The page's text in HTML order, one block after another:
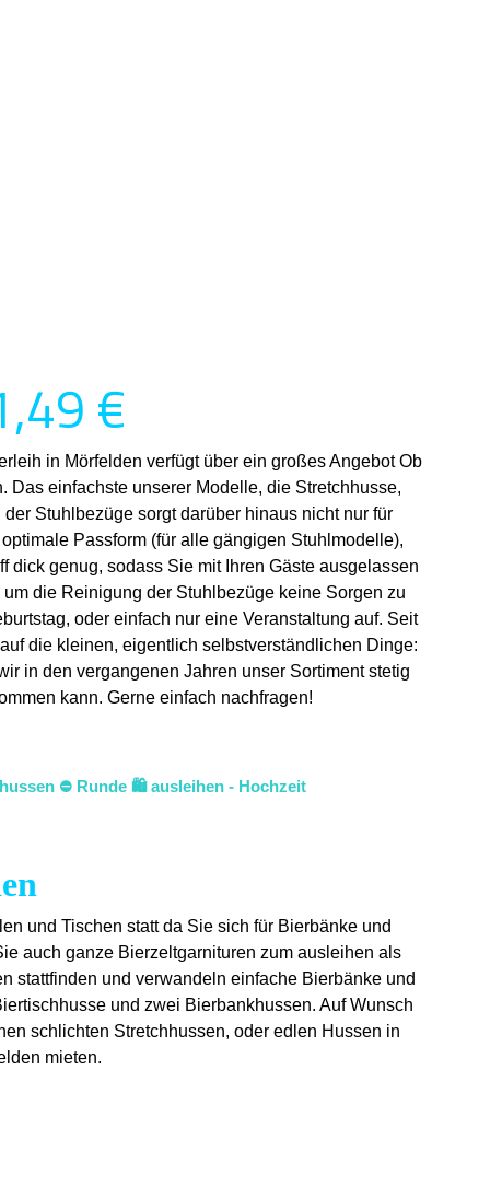
€
in Mörfelden verfügt über ein großes Angebot Ob
einfachste unserer Modelle, die Stretchhusse,
Stuhlbezüge sorgt darüber hinaus nicht nur für
Passform (für alle gängigen Stuhlmodelle),
dick genug, sodass Sie mit Ihren Gäste ausgelassen
die Reinigung der Stuhlbezüge keine Sorgen zu
oder einfach nur eine Veranstaltung auf. Seit
die kleinen, eigentlich selbstverständlichen Dinge:
in den vergangenen Jahren unser Sortiment stetig
kann. Gerne einfach nachfragen!
⛔ Runde 🛍️ ausleihen - Hochzeit
und Tischen statt da Sie sich für Bierbänke und
auch ganze Bierzeltgarnituren zum ausleihen als
stattfinden und verwandeln einfache Bierbänke und
und zwei Bierbankhussen. Auf Wunsch
schlichten Stretchhussen, oder edlen Hussen in
mieten.